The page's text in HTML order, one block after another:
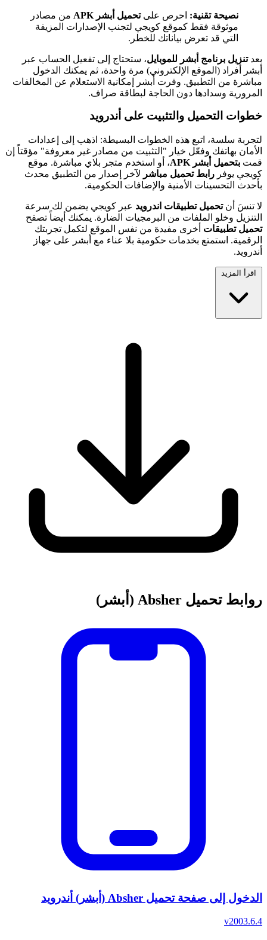
نصيحة تقنية: احرص علىتحميل أبشر APK
من مصادر
موثوقة فقط كموقع كويجي لتجنب الإصدارات المزيفة
التي قد تعرض بياناتك للخطر.
بعدتنزيل برنامج أبشر للموبايل، ستحتاج إلى تفعيل الحساب عبر
أبشر أفراد (الموقع الإلكتروني) مرة واحدة، ثم يمكنك الدخول
مباشرة من التطبيق. وفرت أبشر إمكانية الاستعلام عن المخالفات
المرورية وسدادها دون الحاجة لبطاقة صراف.
خطوات التحميل والتثبيت على أندرويد
لتجربة سلسة، اتبع هذه الخطوات البسيطة: اذهب إلى إعدادات
الأمان بهاتفك وفعّل خيار "التثبيت من مصادر غير معروفة" مؤقتاً إن
قمت بتحميل أبشر APK
، أو استخدم متجر بلاي مباشرة. موقع
كويجي يوفر رابط تحميل مباشر لآخر إصدار من التطبيق محدث
بأحدث التحسينات الأمنية والإضافات الحكومية.
لا تنسَ أنتحميل تطبيقات اندرويد عبر كويجي يضمن لك سرعة
التنزيل وخلو الملفات من البرمجيات الضارة. يمكنك أيضاً تصفح
تحميل تطبيقات أخرى مفيدة من نفس الموقع لتكمل تجربتك
الرقمية. استمتع بخدمات حكومية بلا عناء مع أبشر على جهاز
أندرويد.
اقرأ المزيد
روابط تحميل Absher (أبشر)
الدخول إلى صفحة تحميل Absher (أبشر) أندرويد
v2003.6.4